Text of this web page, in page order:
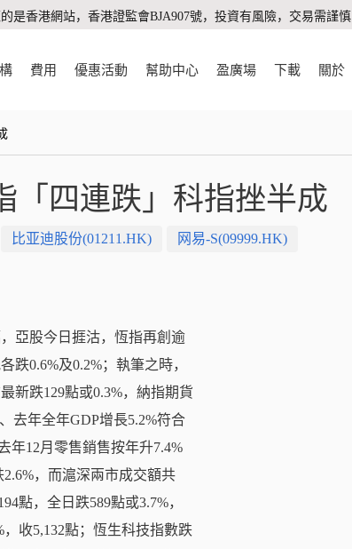
是香港網站，香港證監會BJA907號，投資有風險，交易需謹慎
費用 優惠活動 幫助中心 盈廣場 下載 關於
「四連跌」科指挫半成
比亚迪股份(01211.HK) 网易-S(09999.HK)
亞股今日捱沽，恆指再創逾
0.6%及0.2%；執筆之時，
新跌129點或0.3%，納指期貨
去年全年GDP增長5.2%符合
年12月零售銷售按年升7.4%
，而滬深兩市成交額共
點，全日跌589點或3.7%，
，收5,132點；恆生科技指數跌